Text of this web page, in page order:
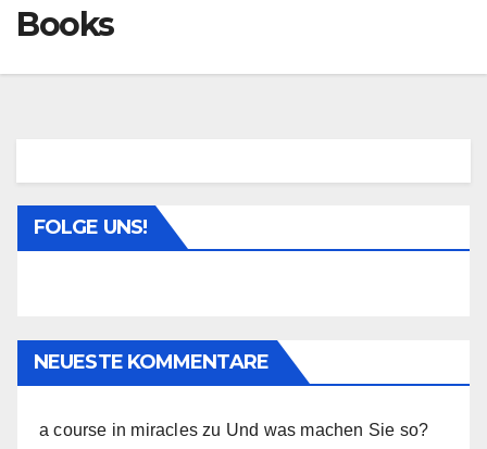
Books
FOLGE UNS!
NEUESTE KOMMENTARE
a course in miracles zu Und was machen Sie so?